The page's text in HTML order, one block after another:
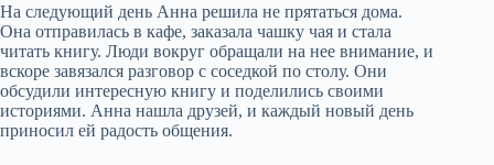
На следующий день Анна решила не прятаться дома.
Она отправилась в кафе, заказала чашку чая и стала
читать книгу. Люди вокруг обращали на нее внимание, и
вскоре завязался разговор с соседкой по столу. Они
обсудили интересную книгу и поделились своими
историями. Анна нашла друзей, и каждый новый день
приносил ей радость общения.